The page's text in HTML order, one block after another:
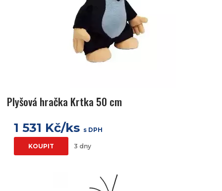
Plyšová hračka Krtka 50 cm
1 531 Kč/ks s DPH
KOUPIT 3 dny